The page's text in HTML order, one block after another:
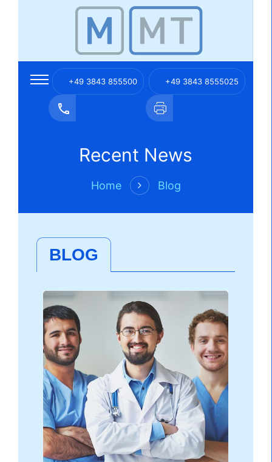
ÜBER UNS
LEISTUNGEN
IMPRESSUM
DATENSCHUTZ
+49 3843 855500 +49 3843 8555025
Recent News
Home  Blog
BLOG